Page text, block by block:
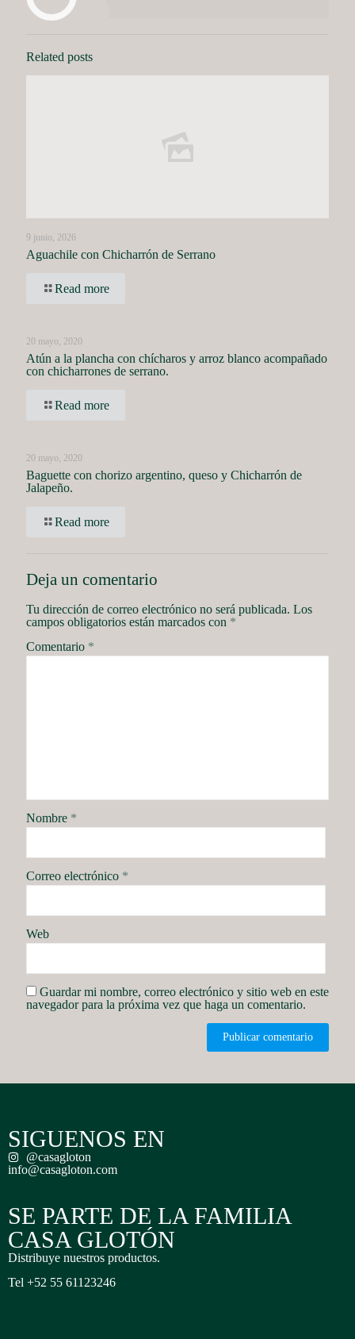
Related posts
9 junio, 2026
Aguachile con Chicharrón de Serrano
Read more
20 mayo, 2020
Atún a la plancha con chícharos y arroz blanco acompañado
con chicharrones de serrano.
Read more
20 mayo, 2020
Baguette con chorizo argentino, queso y Chicharrón de
Jalapeño.
Read more
Deja un comentario
Tu dirección de correo electrónico no será publicada. Los
campos obligatorios están marcados con *
Comentario *
Nombre *
Correo electrónico *
Web
Guardar mi nombre, correo electrónico y sitio web en este
navegador para la próxima vez que haga un comentario.
SIGUENOS EN
@casagloton
info@casagloton.com
SE PARTE DE LA FAMILIA
CASA GLOTÓN
Distribuye nuestros productos.
Tel +52 55 61123246